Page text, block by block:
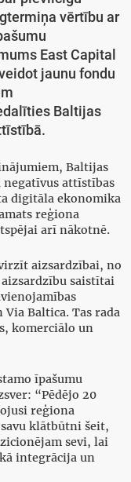
vērtību ar
East Capital
jaunu fondu
Baltijas
Baltijas
negatīvus attīstības
digitāla ekonomika
reģiona
arī nākotnē.
aizsardzībai, no
saistītai
Baltica. Tas rada
komerciālo un
īpašumu
“Pēdējo 20
reģiona
klātbūtni šeit,
sevi, lai
integrācija un